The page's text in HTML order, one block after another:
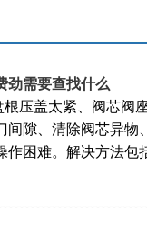
劲需要查找什么
压盖太紧、阀芯
间隙、清除阀芯异
困难。解决方法